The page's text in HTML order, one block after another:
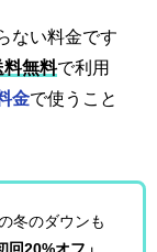
ない料金です
料無料で利用
金で使うこと
冬のダウンも